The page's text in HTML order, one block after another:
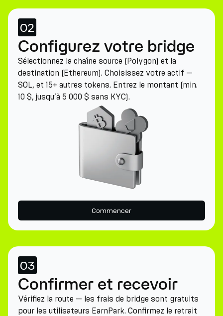
02
Configurez votre bridge
Sélectionnez la chaîne source (Polygon) et la
destination (Ethereum). Choisissez votre actif —
SOL, et 15+ autres tokens. Entrez le montant (min.
10 $, jusqu’à 5 000 $ sans KYC).
Commencer
03
Confirmer et recevoir
Vérifiez la route — les frais de bridge sont gratuits
pour les utilisateurs EarnPark. Confirmez le retrait